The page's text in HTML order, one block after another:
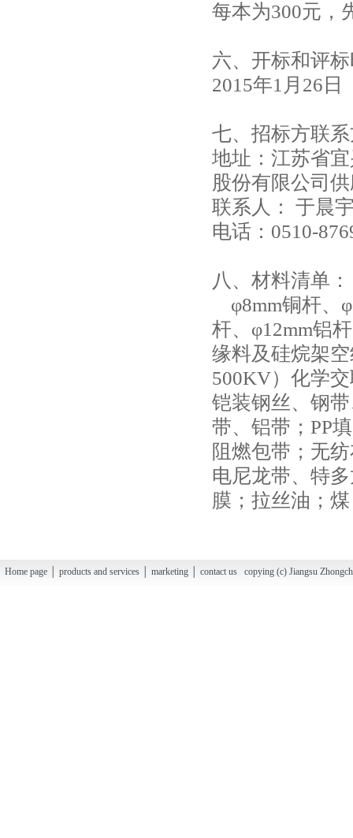
每本为300元，
六、开标和评
2015年1月26日
七、招标方联
地址：江苏省
股份有限公司
联系人： 于晨
电话：0510-
八、材料清单：
φ8mm铜杆、
杆、φ12mm铝
缘料及硅烷架
500KV）化学
铠装钢丝、钢
带、铝带；PP
阻燃包带；无
电尼龙带、特
膜；拉丝油；
Home page │ products and services │ marketing │ contact us copying (c) Jiangsu